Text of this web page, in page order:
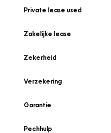
Private lease used
Zakelijke lease
Zekerheid
Verzekering
Garantie
Pechhulp